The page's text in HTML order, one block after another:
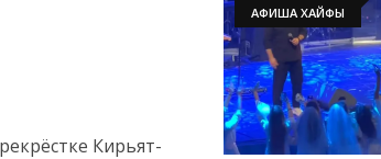
Кирьят-
АФИША ХАЙФЫ